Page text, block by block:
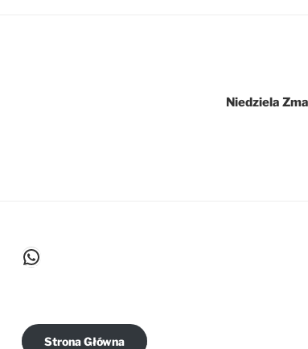
Niedziela
WhatsApp
Strona Główna